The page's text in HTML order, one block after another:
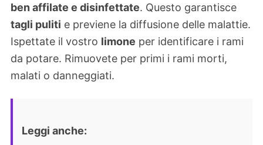
ben affilate e disinfettate. Questo garantisce
tagli puliti e previene la diffusione delle malattie.
Ispettate il vostro limone per identificare i rami
da potare. Rimuovete per primi i rami morti,
malati o danneggiati.
Leggi anche: